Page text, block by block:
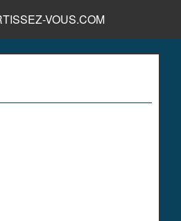
VOUS.COM